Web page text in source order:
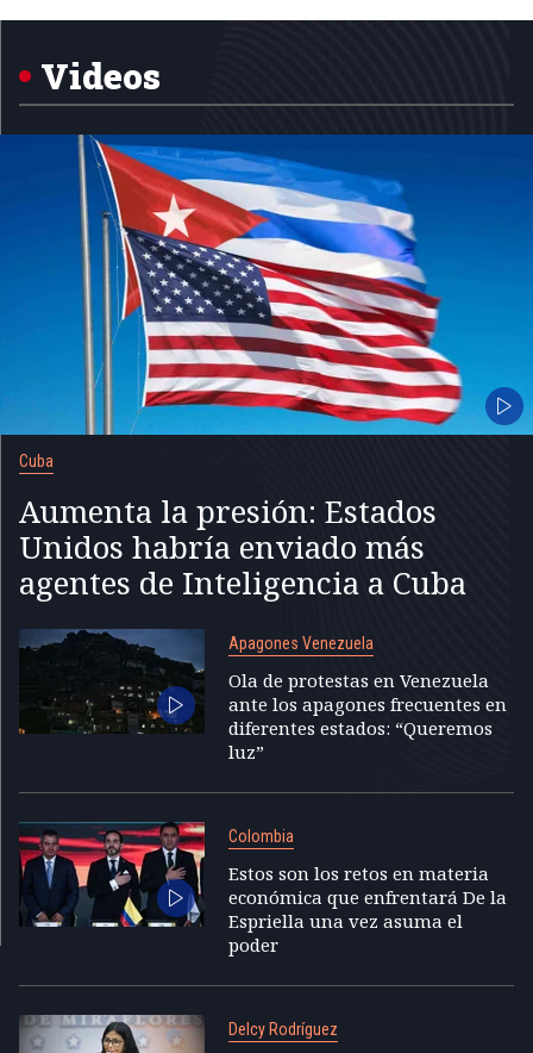
5
Videos
Cuba
Aumenta la presión: Estados
Unidos habría enviado más
agentes de Inteligencia a Cuba
Apagones Venezuela
Ola de protestas en Venezuela
ante los apagones frecuentes en
diferentes estados: “Queremos
luz”
Colombia
Estos son los retos en materia
económica que enfrentará De la
Espriella una vez asuma el
poder
Delcy Rodríguez